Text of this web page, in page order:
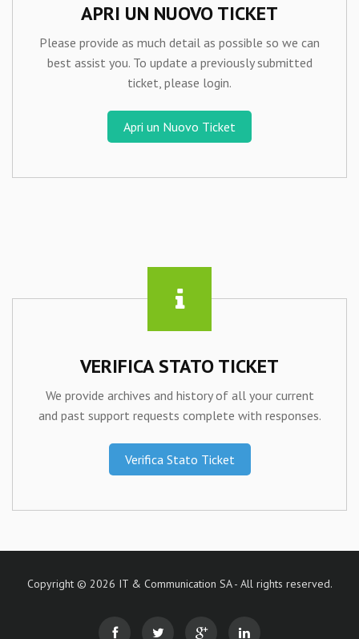
APRI UN NUOVO TICKET
Please provide as much detail as possible so we can
best assist you. To update a previously submitted
ticket, please login.
Apri un Nuovo Ticket
VERIFICA STATO TICKET
We provide archives and history of all your current
and past support requests complete with responses.
Verifica Stato Ticket
Copyright © 2026 IT & Communication SA - All rights reserved.